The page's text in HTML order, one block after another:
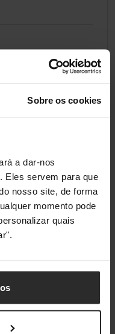
Sobre os cookies
a dar-nos
Eles servem para que
nosso site, de forma
momento pode
quais